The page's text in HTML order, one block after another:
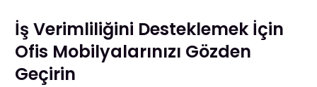
İş Verimliliğini Desteklemek İçin
Ofis Mobilyalarınızı Gözden
Geçirin